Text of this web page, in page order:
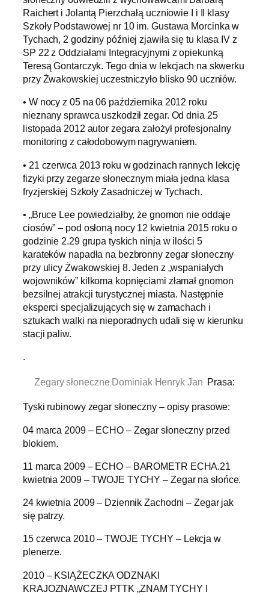
Raichert i Jolantą Pierzchałą uczniowie I i II klasy
Szkoły Podstawowej nr 10 im. Gustawa Morcinka w
Tychach, 2 godziny później zjawiła się tu klasa IV z
SP 22 z Oddziałami Integracyjnymi z opiekunką
Teresą Gontarczyk. Tego dnia w lekcjach na skwerku
przy Żwakowskiej uczestniczyło blisko 90 uczniów.
• W nocy z 05 na 06 października 2012 roku
nieznany sprawca uszkodził zegar. Od dnia 25
listopada 2012 autor zegara założył profesjonalny
monitoring z całodobowym nagrywaniem.
• 21 czerwca 2013 roku w godzinach rannych lekcję
fizyki przy zegarze słonecznym miała jedna klasa
fryzjerskiej Szkoły Zasadniczej w Tychach.
• „Bruce Lee powiedziałby, że gnomon nie oddaje
ciosów” – pod osłoną nocy 12 kwietnia 2015 roku o
godzinie 2.29 grupa tyskich ninja w ilości 5
karateków napadła na bezbronny zegar słoneczny
przy ulicy Żwakowskiej 8. Jeden z „wspaniałych
wojowników” kilkoma kopnięciami złamał gnomon
bezsilnej atrakcji turystycznej miasta. Następnie
eksperci specjalizujących się w zamachach i
sztukach walki na nieporadnych udali się w kierunku
stacji paliw.
.
Zegary słoneczne Dominiak Henryk Jan Prasa:
Tyski rubinowy zegar słoneczny – opisy prasowe:
04 marca 2009 – ECHO – Zegar słoneczny przed
blokiem.
11 marca 2009 – ECHO – BAROMETR ECHA.21
kwietnia 2009 – TWOJE TYCHY – Zegar na słońce.
24 kwietnia 2009 – Dziennik Zachodni – Zegar jak
się patrzy.
15 czerwca 2010 – TWOJE TYCHY – Lekcja w
plenerze.
2010 – KSIĄŻECZKA ODZNAKI
KRAJOZNAWCZEJ PTTK „ZNAM TYCHY I